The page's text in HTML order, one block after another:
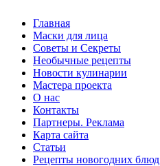
Главная
Маски для лица
Советы и Секреты
Необычные рецепты
Новости кулинарии
Мастера проекта
О нас
Контакты
Партнеры. Реклама
Карта сайта
Статьи
Рецепты новогодних блюд